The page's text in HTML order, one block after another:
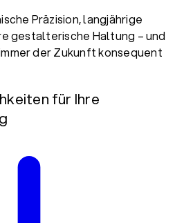
Präzision, langjährige
gestalterische Haltung – und
der Zukunft konsequent
für Ihre